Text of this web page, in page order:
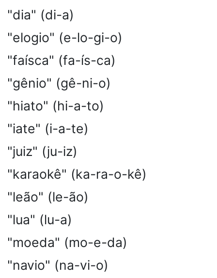
"dia" (di-a)
"elogio" (e-lo-gi-o)
"faísca" (fa-ís-ca)
"gênio" (gê-ni-o)
"hiato" (hi-a-to)
"iate" (i-a-te)
"juiz" (ju-iz)
"karaokê" (ka-ra-o-kê)
"leão" (le-ão)
"lua" (lu-a)
"moeda" (mo-e-da)
"navio" (na-vi-o)